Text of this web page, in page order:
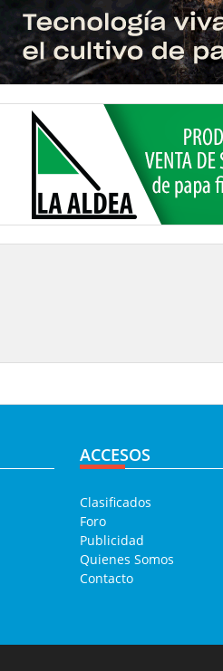
ACCESOS
Clasificados
Foro
Publicidad
Quienes Somos
Contacto